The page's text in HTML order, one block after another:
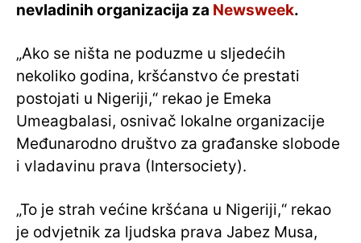
nevladinih organizacija za Newsweek.
„Ako se ništa ne poduzme u sljedećih
nekoliko godina, kršćanstvo će prestati
postojati u Nigeriji,“ rekao je Emeka
Umeagbalasi, osnivač lokalne organizacije
Međunarodno društvo za građanske slobode
i vladavinu prava (Intersociety).
„To je strah većine kršćana u Nigeriji,“ rekao
je odvjetnik za ljudska prava Jabez Musa,